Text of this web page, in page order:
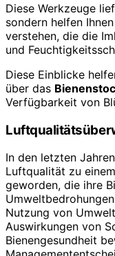
Diese Werkzeuge
sondern helfen
verstehen, die die
und
Diese Einblicke
über das
Verfügbarkeit von
In den letzten
Luftqualität zu
geworden, die ihre
Nutzung von
Auswirkungen von
Bienengesundheit